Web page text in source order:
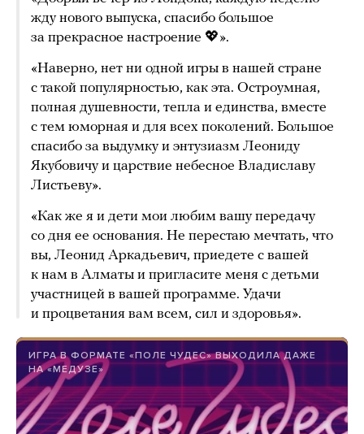
жду нового выпуска, спасибо большое
за прекрасное настроение 💖».
«Наверно, нет ни одной игры в нашей стране
с такой популярностью, как эта. Остроумная,
полная душевности, тепла и единства, вместе
с тем юморная и для всех поколений. Большое
спасибо за выдумку и энтузиазм Леониду
Якубовичу и царствие небесное Владиславу
Листьеву».
«Как же я и дети мои любим вашу передачу
со дня ее основания. Не перестаю мечтать, что
вы, Леонид Аркадьевич, приедете с вашей
к нам в Алматы и пригласите меня с детьми
участницей в вашей программе. Удачи
и процветания вам всем, сил и здоровья».
ИГРА В ФОРМАТЕ «ПОЛЕ ЧУДЕС» ВЫХОДИЛА ДАЖЕ
НА «МЕДУЗЕ»